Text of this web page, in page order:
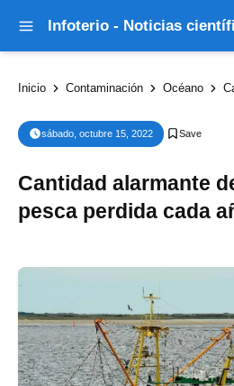
Inicio Contaminación Océano
sábado, octubre 15, 2022
Cantidad alarmante
pesca perdida cada